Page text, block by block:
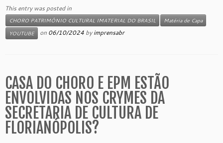
This entry was posted in
CHORO PATRIMÔNIO CULTURAL IMATERIAL DO BRASIL
Matéria de Capa
YOUTUBE
on 06/10/2024 byimprensabr
CASA DO CHORO E EPM ESTÃO
ENVOLVIDAS NOS CRYMES DA
SECRETARIA DE CULTURA DE
FLORIANÓPOLIS?